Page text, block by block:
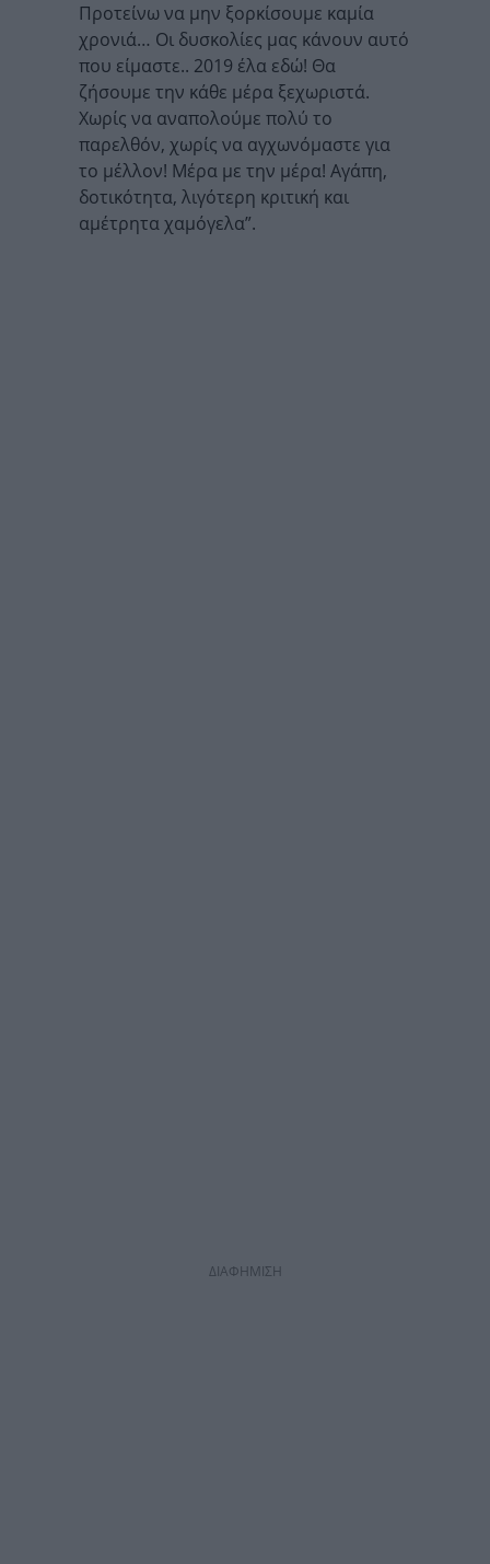
Προτείνω να μην ξορκίσουμε καμία
χρονιά… Οι δυσκολίες μας κάνουν αυτό
που είμαστε.. 2019 έλα εδώ! Θα
ζήσουμε την κάθε μέρα ξεχωριστά.
Χωρίς να αναπολούμε πολύ το
παρελθόν, χωρίς να αγχωνόμαστε για
το μέλλον! Μέρα με την μέρα! Αγάπη,
δοτικότητα, λιγότερη κριτική και
αμέτρητα χαμόγελα”.
ΔΙΑΦΗΜΙΣΗ